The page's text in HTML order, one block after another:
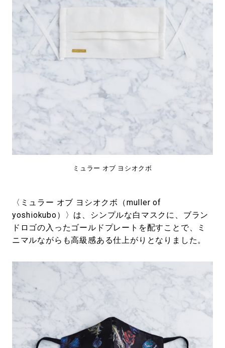
ミュラー オブ ヨシオクボ
〈ミュラー オブ ヨシオクボ（muller of
yoshiokubo）〉は、シンプルな白マスクに、ブラン
ドロゴの入ったゴールドプレートを配すことで、ミ
ニマルながらも高級感ある仕上がりとなりました。